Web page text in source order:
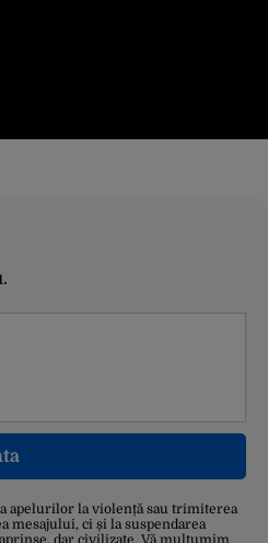
apelurilor la violență sau trimiterea
mesajului, ci și la suspendarea
dar civilizate. Vă mulțumim